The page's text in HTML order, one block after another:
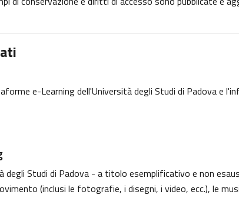
e-Learning dell'Università degli Studi di Padova e
degli Studi di Padova - a titolo esemplificativo e non
(inclusi le fotografie, i disegni, i video, ecc.), le